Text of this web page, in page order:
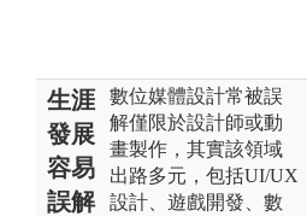
生涯
發展
容易
誤解
數位媒體設計常被誤
解僅限於設計師或動
畫製作，其實該領域
出路多元，包括UI/UX
設計、遊戲開發、數